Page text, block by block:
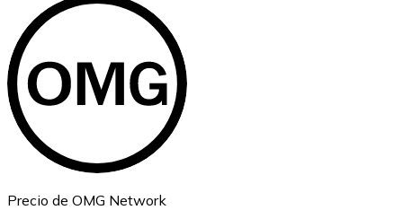
Ethereum
ETH
Precio de OMG Network